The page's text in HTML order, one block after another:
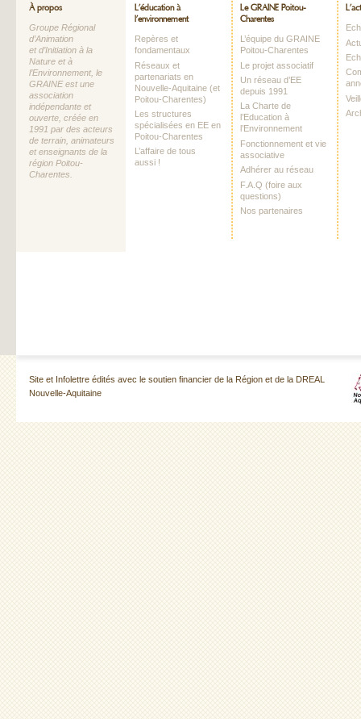
À propos
Groupe Régional
d’Animation
et d’Initiation à la
Nature et à
l’Environnement, le
GRAINE est une
association
indépendante et
ouverte, créée en
1991 par des acteurs
de terrain, animateurs
et enseignants de la
région Poitou-
Charentes.
L’éducation à
l’environnement
Repères et
fondamentaux
Réseaux et
partenariats en
Nouvelle-Aquitaine (et
Poitou-Charentes)
Les structures
spécialisées en EE en
Poitou-Charentes
L’affaire de tous
aussi !
Le GRAINE Poitou-
Charentes
L’équipe du GRAINE
Poitou-Charentes
Le projet associatif
Un réseau d’EE
depuis 1991
La Charte de
l’Education à
l’Environnement
Fonctionnement et vie
associative
Adhérer au réseau
F.A.Q (foire aux
questions)
Nos partenaires
Site et Infolettre édités avec le soutien financier de la Région et de la DREAL
Nouvelle-Aquitaine